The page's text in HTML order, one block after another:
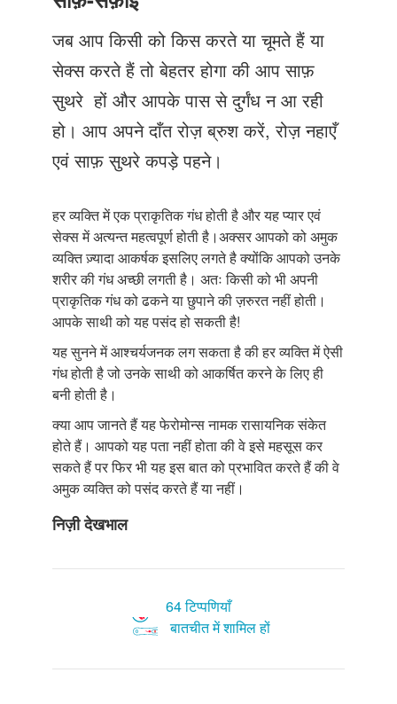
संपर्क करें
जब आप किसी को किस करते या चूमते हैं या
सेक्स करते हैं तो बेहतर होगा की आप साफ़
सुथरे हों और आपके पास से दुर्गंध न आ रही
हो। आप अपने दाँत रोज़ ब्रुश करें, रोज़ नहाएँ
एवं साफ़ सुथरे कपड़े पहने।
हर व्यक्ति में एक प्राकृतिक गंध होती है और यह प्यार एवं
सेक्स में अत्यन्त महत्वपूर्ण होती है।अक्सर आपको को अमुक
व्यक्ति ज़्यादा आकर्षक इसलिए लगते है क्योंकि आपको उनके
शरीर की गंध अच्छी लगती है। अतः किसी को भी अपनी
प्राकृतिक गंध को ढकने या छुपाने की ज़रुरत नहीं होती।
आपके साथी को यह पसंद हो सकती है!
यह सुनने में आश्चर्यजनक लग सकता है की हर व्यक्ति में ऐसी
गंध होती है जो उनके साथी को आकर्षित करने के लिए ही
बनी होती है।
क्या आप जानते हैं यह फेरोमोन्स नामक रासायनिक संकेत
होते हैं। आपको यह पता नहीं होता की वे इसे महसूस कर
सकते हैं पर फिर भी यह इस बात को प्रभावित करते हैं की वे
अमुक व्यक्ति को पसंद करते हैं या नहीं।
निज़ी देखभाल
64 टिप्पणियाँ
बातचीत में शामिल हों